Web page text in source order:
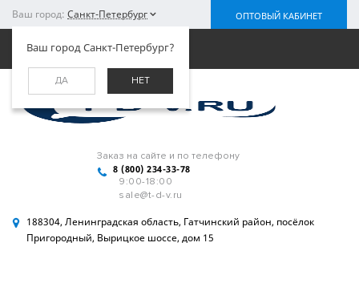
Ваш город: Санкт-Петербург
Ваш город Санкт-Петербург?
ДА НЕТ
ОПТОВЫЙ КАБИНЕТ
Заказ на сайте и по телефону
8 (800) 234-33-78
9:00-18:00
sale@t-d-v.ru
188304, Ленинградская область, Гатчинский район, посёлок
Пригородный, Вырицкое шоссе, дом 15
Меню